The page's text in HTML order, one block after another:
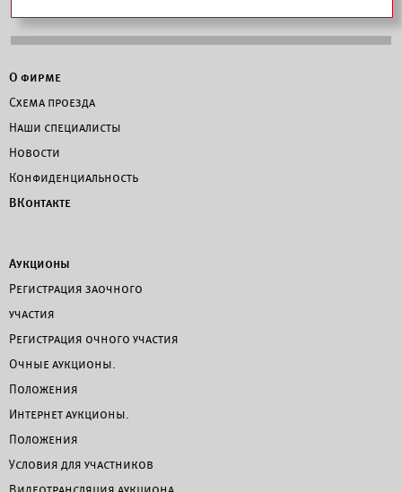
О фирме
Схема проезда
Наши специалисты
Новости
Конфиденциальность
ВКонтакте
Аукционы
Регистрация заочного
участия
Регистрация очного участия
Очные аукционы.
Положения
Интернет аукционы.
Положения
Условия для участников